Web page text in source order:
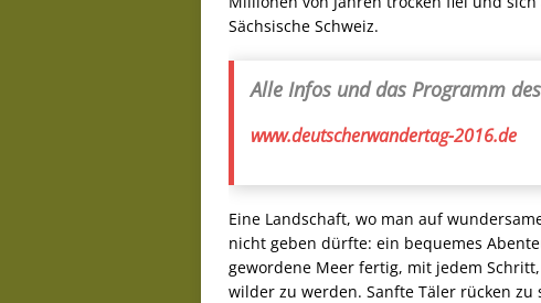
Sächsische Schweiz.
Alle Infos und das Programm
www.deutscherwandertag-2016.de
Eine Landschaft, wo man auf
nicht geben dürfte: ein bequemes
gewordene Meer fertig, mit jedem
wilder zu werden. Sanfte Täler rücken